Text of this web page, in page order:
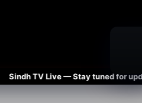
TV Live — Stay tuned for updates